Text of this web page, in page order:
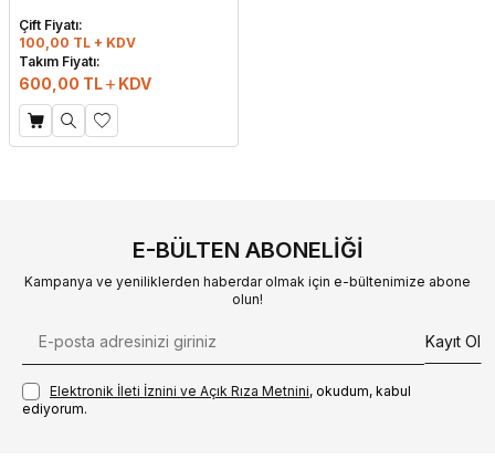
Çift Fiyatı:
100,00 TL + KDV
Takım Fiyatı:
600,00 TL KDV
E-BÜLTEN ABONELIĞI
Kampanya ve yeniliklerden haberdar olmak için e-bültenimize abone
olun!
Kayıt Ol
Elektronik İleti İzni‌ni ve Açık Rıza Metni‌ni, okudum, kabul
ediyorum.